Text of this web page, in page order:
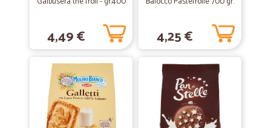
4,49 € 4,25 €